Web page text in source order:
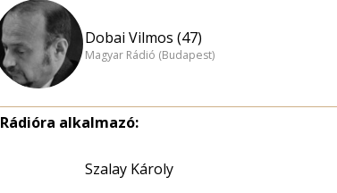
Dobai Vilmos (47)
Magyar Rádió (Budapest)
Rádióra alkalmazó:
Szalay Károly